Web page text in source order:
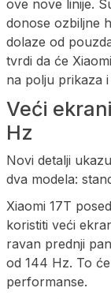
ove nove linije.
donose ozbiljne
dolaze od
tvrdi da će
na polju prikaza
Veći
Hz
Novi detalji
dva modela:
Xiaomi 17T
koristiti veći
ravan prednji
od 144 Hz. To
performanse.